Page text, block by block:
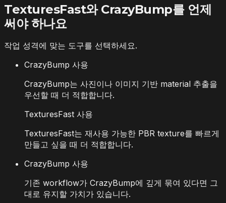
TexturesFast와 CrazyBump를 언제
써야 하나요
작업 성격에 맞는 도구를 선택하세요.
CrazyBump 사용
CrazyBump는 사진이나 이미지 기반 material 추출을
우선할 때 더 적합합니다.
TexturesFast 사용
TexturesFast는 재사용 가능한 PBR texture를 빠르게
만들고 싶을 때 더 적합합니다.
CrazyBump 사용
기존 workflow가 CrazyBump에 깊게 묶여 있다면 그
대로 유지할 가치가 있습니다.